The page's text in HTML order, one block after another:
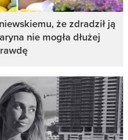
że zdradził ją
nie mogła dłużej